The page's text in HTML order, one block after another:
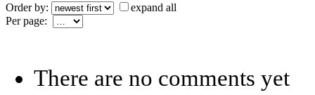
Order by:
expand all
Per page:
There are no comments yet